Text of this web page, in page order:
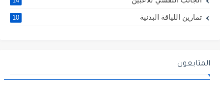
تمارين اللياقة البدنية 10
المتابعون